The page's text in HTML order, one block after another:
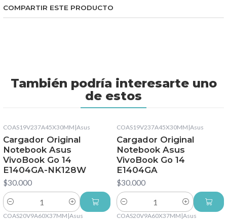
COMPARTIR ESTE PRODUCTO
También podría interesarte uno
de estos
COAS19V237A45X30MM |Asus
Cargador Original
Notebook Asus
VivoBook Go 14
E1404GA-NK128W
$30.000
Cantidad
COAS19V237A45X30MM |Asus
Cargador Original
Notebook Asus
VivoBook Go 14
E1404GA
$30.000
Cantidad
COAS20V9A60X37MM |Asus COAS20V9A60X37MM |Asus